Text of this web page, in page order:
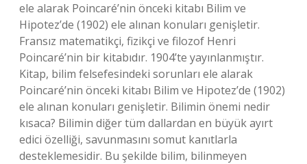
ele alarak Poincaré’nin önceki kitabı Bilim ve
Hipotez’de (1902) ele alınan konuları genişletir.
Fransız matematikçi, fizikçi ve filozof Henri
Poincaré’nin bir kitabıdır. 1904’te yayınlanmıştır.
Kitap, bilim felsefesindeki sorunları ele alarak
Poincaré’nin önceki kitabı Bilim ve Hipotez’de (1902)
ele alınan konuları genişletir. Bilimin önemi nedir
kısaca? Bilimin diğer tüm dallardan en büyük ayırt
edici özelliği, savunmasını somut kanıtlarla
desteklemesidir. Bu şekilde bilim, bilinmeyen